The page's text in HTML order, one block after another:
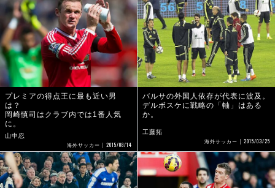
プレミアの得点王に最も近い男
は？
岡崎慎司はクラブ内では1番人気
に。
山中忍
海外サッカー 2015/08/14
バルサの外国人依存が代表に波及。
デルボスケに戦略の「軸」はある
か。
工藤拓
海外サッカー 2015/03/25